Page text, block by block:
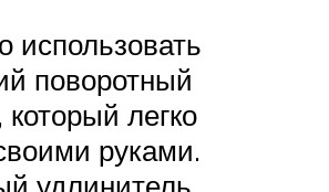
использовать
поворотный
легко
руками.